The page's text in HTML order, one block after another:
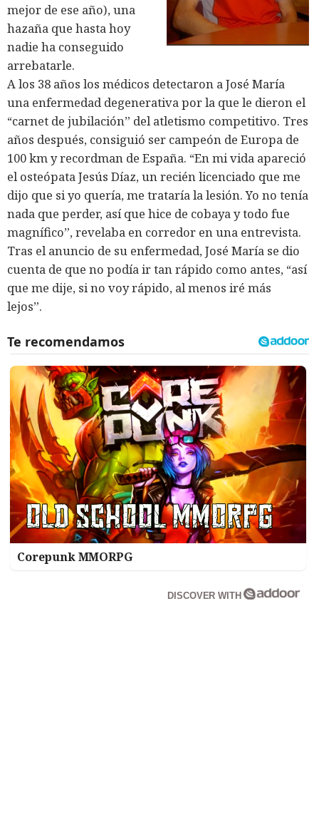
mejor de ese año), una
hazaña que hasta hoy
nadie ha conseguido
arrebatarle.
A los 38 años los médicos detectaron a José María
una enfermedad degenerativa por la que le dieron el
“carnet de jubilación” del atletismo competitivo. Tres
años después, consiguió ser campeón de Europa de
100 km y recordman de España. “En mi vida apareció
el osteópata Jesús Díaz, un recién licenciado que me
dijo que si yo quería, me trataría la lesión. Yo no tenía
nada que perder, así que hice de cobaya y todo fue
magnífico”, revelaba en corredor en una entrevista.
Tras el anuncio de su enfermedad, José María se dio
cuenta de que no podía ir tan rápido como antes, “así
que me dije, si no voy rápido, al menos iré más
lejos”.
Corepunk MMORPG
DISCOVER WITH